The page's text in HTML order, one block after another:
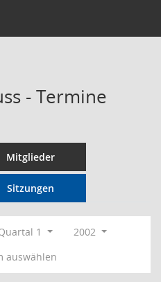
- Termine
Mitglieder
Sitzungen
1
2002
auswählen